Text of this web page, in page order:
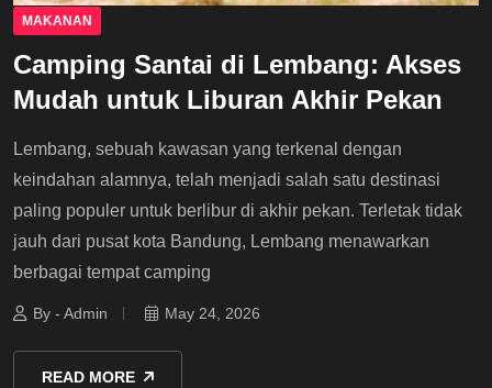
MAKANAN
Camping Santai di Lembang: Akses
Mudah untuk Liburan Akhir Pekan
Lembang, sebuah kawasan yang terkenal dengan
keindahan alamnya, telah menjadi salah satu destinasi
paling populer untuk berlibur di akhir pekan. Terletak tidak
jauh dari pusat kota Bandung, Lembang menawarkan
berbagai tempat camping
By - Admin May 24, 2026
READ MORE